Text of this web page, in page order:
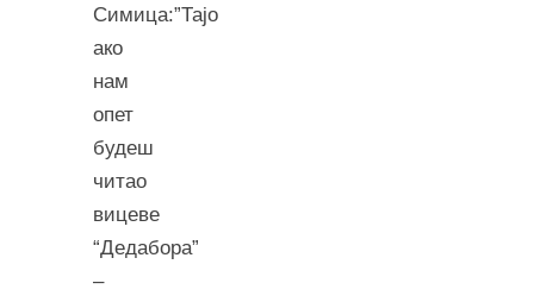
Симица:”Тајо
ако
нам
опет
будеш
читао
вицеве
“Дедабора”
–